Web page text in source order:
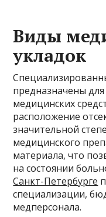
Виды
укладок
предназначены
медицинских
расположение
значительной
медицинского
материала, что
на состоянии
Санкт-Петербурге
специализации,
медперсонала.